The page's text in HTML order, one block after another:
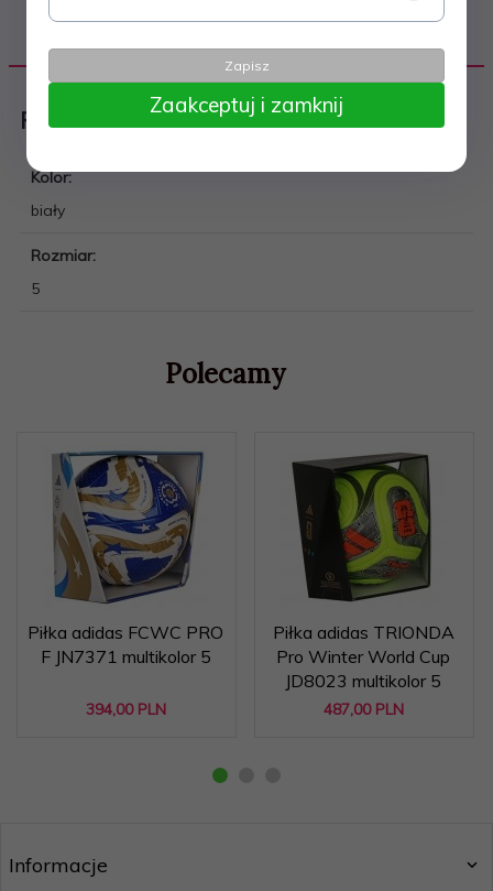
Piłka nożna
Kolor:
biały
Rozmiar:
5
Polecamy
Piłka adidas FCWC PRO
F JN7371 multikolor 5
394,00 PLN
Piłka adidas TRIONDA
Pro Winter World Cup
JD8023 multikolor 5
487,00 PLN
Informacje
Zapisz
Zaakceptuj i zamknij